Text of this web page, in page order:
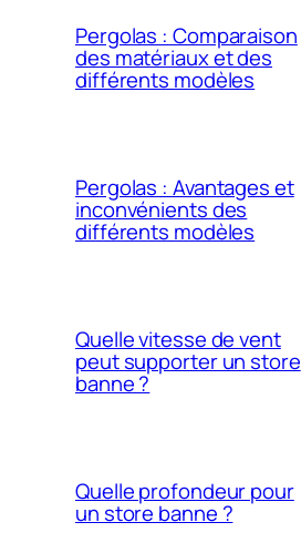
Pergolas : Comparaison
des matériaux et des
différents modèles
Pergolas : Avantages et
inconvénients des
différents modèles
Quelle vitesse de vent
peut supporter un store
banne ?
Quelle profondeur pour
un store banne ?